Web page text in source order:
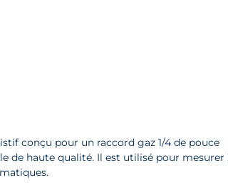
conçu pour un raccord gaz 1/4 de pouce
de haute qualité. Il est utilisé pour mesurer